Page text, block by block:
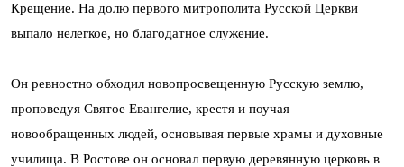
Крещение. На долю первого митрополита Русской Церкви
выпало нелегкое, но благодатное служение.
Он ревностно обходил новопросвещенную Русскую землю,
проповедуя Святое Евангелие, крестя и поучая
новообращенных людей, основывая первые храмы и духовные
училища. В Ростове он основал первую деревянную церковь в